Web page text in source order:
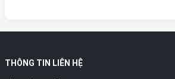
THÔNG TIN LIÊN HỆ